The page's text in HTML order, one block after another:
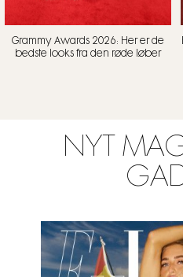
Grammy Awards 2026: Her er de
bedste looks fra den røde løber
NYT